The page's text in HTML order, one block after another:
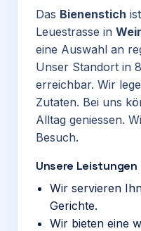
Das Bienenstich
Leuestrasse in
eine Auswahl an
Unser Standort in
erreichbar. Wir
Zutaten. Bei uns
Alltag geniessen.
Besuch.
Unsere Leistungen
Wir servieren
Gerichte.
Wir bieten eine